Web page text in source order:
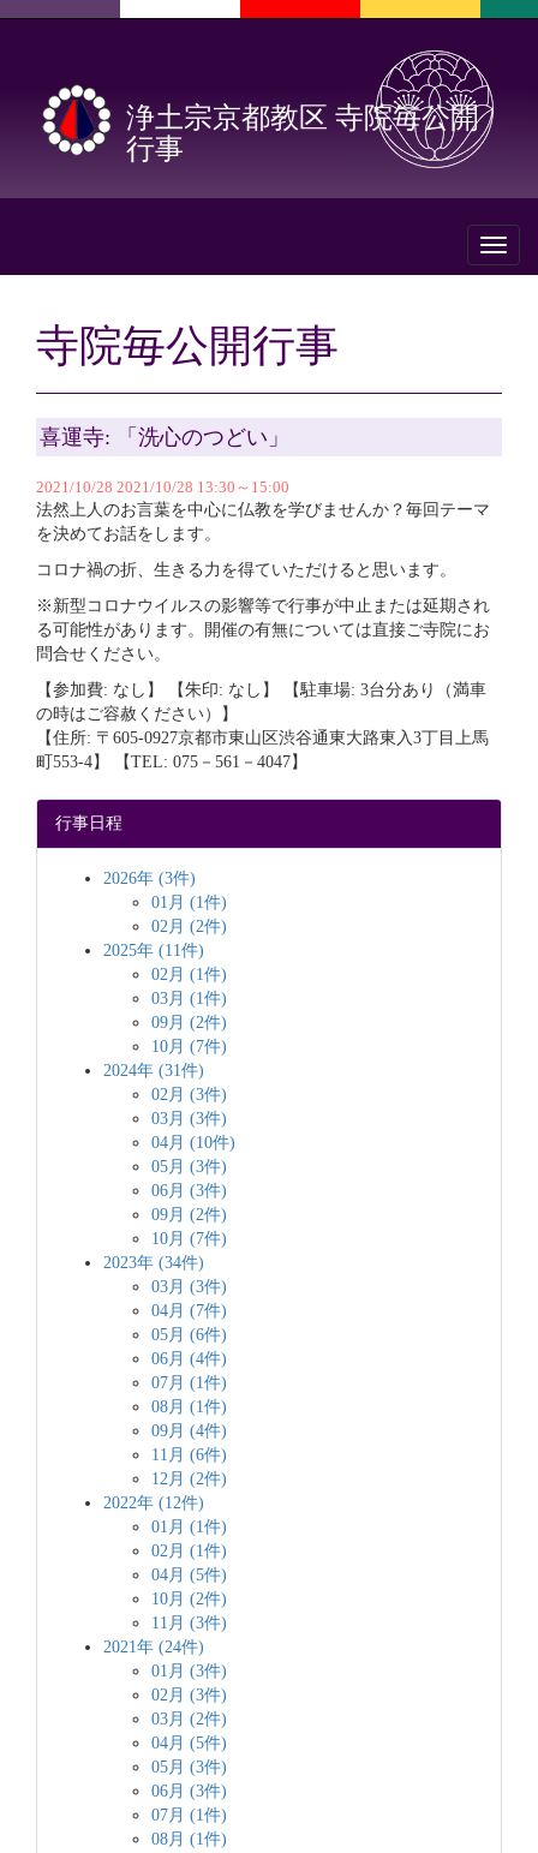
浄土宗京都教区 寺院毎公開
行事
Toggle
寺院毎公開行事
喜運寺: 「洗心のつどい」
2021/10/28 2021/10/28 13:30～15:00
法然上人のお言葉を中心に仏教を学びませんか？毎回テーマ
を決めてお話をします。
コロナ禍の折、生きる力を得ていただけると思います。
※新型コロナウイルスの影響等で行事が中止または延期され
る可能性があります。開催の有無については直接ご寺院にお
問合せください。
【参加費: なし】 【朱印: なし】 【駐車場: 3台分あり（満車
の時はご容赦ください）】
【住所: 〒605‐0927京都市東山区渋谷通東大路東入3丁目上馬
町553‐4】 【TEL: 075－561－4047】
行事日程
2026年 (3件)
01月 (1件)
02月 (2件)
2025年 (11件)
02月 (1件)
03月 (1件)
09月 (2件)
10月 (7件)
2024年 (31件)
02月 (3件)
03月 (3件)
04月 (10件)
05月 (3件)
06月 (3件)
09月 (2件)
10月 (7件)
2023年 (34件)
03月 (3件)
04月 (7件)
05月 (6件)
06月 (4件)
07月 (1件)
08月 (1件)
09月 (4件)
11月 (6件)
12月 (2件)
2022年 (12件)
01月 (1件)
02月 (1件)
04月 (5件)
10月 (2件)
11月 (3件)
2021年 (24件)
01月 (3件)
02月 (3件)
03月 (2件)
04月 (5件)
05月 (3件)
06月 (3件)
07月 (1件)
08月 (1件)